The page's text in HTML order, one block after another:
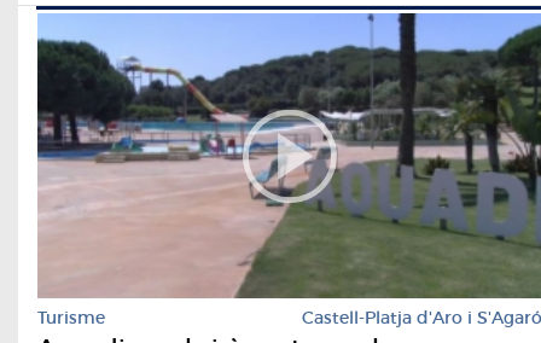
Turisme Castell-Platja d'Aro i S'Agaró